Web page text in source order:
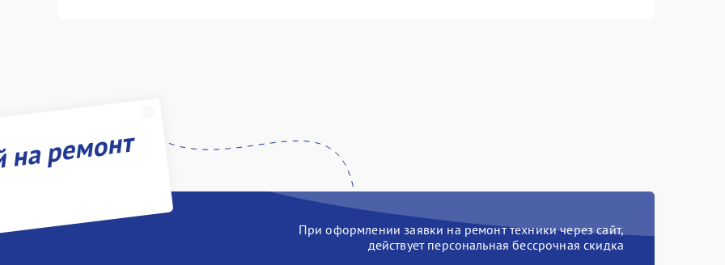
ремонт
При оформлении заявки на ремонт техники через сайт,
действует персональная бессрочная скидка